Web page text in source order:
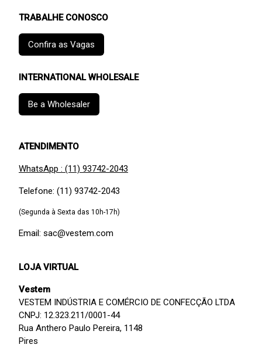
TRABALHE CONOSCO
Confira as Vagas
INTERNATIONAL WHOLESALE
Be a Wholesaler
ATENDIMENTO
WhatsApp : (11) 93742-2043
Telefone: (11) 93742-2043
(Segunda à Sexta das 10h-17h)
Email: sac@vestem.com
LOJA VIRTUAL
Vestem
VESTEM INDÚSTRIA E COMÉRCIO DE CONFECÇÃO LTDA
CNPJ: 12.323.211/0001-44
Rua Anthero Paulo Pereira, 1148
Pires